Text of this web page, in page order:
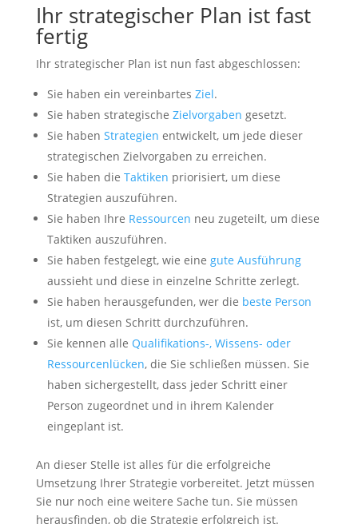
Ihr strategischer Plan ist fast
fertig
Ihr strategischer Plan ist nun fast abgeschlossen:
Sie haben ein vereinbartes Ziel.
Sie haben strategische Zielvorgaben gesetzt.
Sie haben Strategien entwickelt, um jede dieser
strategischen Zielvorgaben zu erreichen.
Sie haben die Taktiken priorisiert, um diese
Strategien auszuführen.
Sie haben Ihre Ressourcen neu zugeteilt, um diese
Taktiken auszuführen.
Sie haben festgelegt, wie eine gute Ausführung
aussieht und diese in einzelne Schritte zerlegt.
Sie haben herausgefunden, wer die beste Person
ist, um diesen Schritt durchzuführen.
Sie kennen alle Qualifikations-, Wissens- oder
Ressourcenlücken, die Sie schließen müssen. Sie
haben sichergestellt, dass jeder Schritt einer
Person zugeordnet und in ihrem Kalender
eingeplant ist.
An dieser Stelle ist alles für die erfolgreiche
Umsetzung Ihrer Strategie vorbereitet. Jetzt müssen
Sie nur noch eine weitere Sache tun. Sie müssen
herausfinden, ob die Strategie erfolgreich ist.